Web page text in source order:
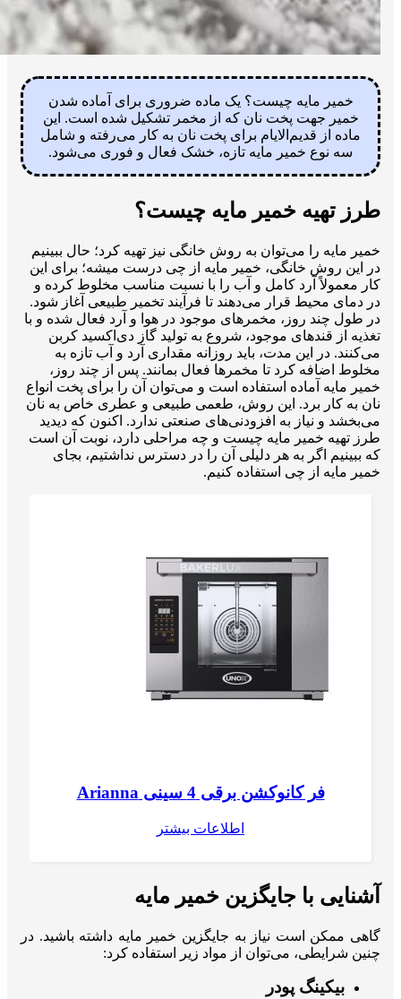
خمیر مایه چیست؟ یک ماده ضروری برای آماده شدن
خمیر جهت پخت نان که از مخمر تشکیل شده است. این
ماده از قدیم‌الایام برای پخت نان به کار می‌رفته و شامل
سه نوع خمیر مایه تازه، خشک فعال و فوری می‌شود.
طرز تهیه خمیر مایه چیست؟
خمیر مایه را می‌توان به روش خانگی نیز تهیه کرد؛ حال ببینیم
در این روش خانگی، خمیر مایه از چی درست میشه؛ برای این
کار معمولاً آرد کامل و آب را با نسبت مناسب مخلوط کرده و
در دمای محیط قرار می‌دهند تا فرآیند تخمیر طبیعی آغاز شود.
در طول چند روز، مخمرهای موجود در هوا و آرد فعال شده و با
تغذیه از قندهای موجود، شروع به تولید گاز ‌دی‌اکسید کربن
می‌کنند. در این مدت، باید روزانه مقداری آرد و آب تازه به
مخلوط اضافه کرد تا مخمرها فعال بمانند. پس از چند روز،
خمیر مایه آماده استفاده است و می‌توان آن را برای پخت انواع
نان به کار برد. این روش، طعمی طبیعی و عطری خاص به نان
می‌بخشد و نیاز به افزودنی‌های صنعتی ندارد. اکنون که دیدید
طرز تهیه خمیر مایه چیست و چه مراحلی دارد، نوبت آن است
که ببینیم اگر به هر دلیلی آن را در دسترس نداشتیم، بجای
خمیر مایه از چی استفاده کنیم.
فر کانوکشن برقی 4 سینی Arianna
اطلاعات بیشتر
آشنایی با جایگزین خمیر مایه
گاهی ممکن است نیاز به جایگزین خمیر مایه داشته باشید. در
چنین شرایطی، می‌توان از مواد زیر استفاده کرد:
بیکینگ پودر